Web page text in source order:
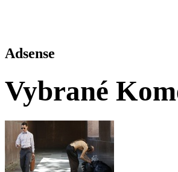
Adsense
Vybrané